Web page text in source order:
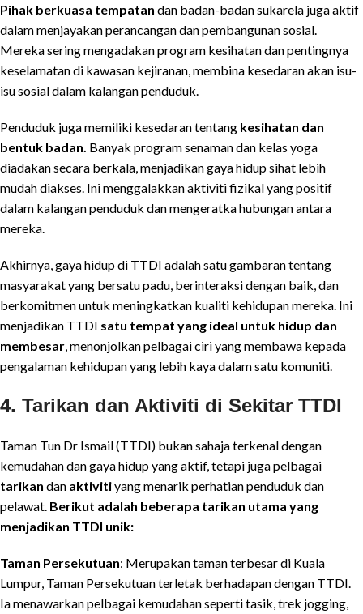
Pihak berkuasa tempatan dan badan-badan sukarela juga aktif
dalam menjayakan perancangan dan pembangunan sosial.
Mereka sering mengadakan program kesihatan dan pentingnya
keselamatan di kawasan kejiranan, membina kesedaran akan isu-
isu sosial dalam kalangan penduduk.
Penduduk juga memiliki kesedaran tentang kesihatan dan
bentuk badan. Banyak program senaman dan kelas yoga
diadakan secara berkala, menjadikan gaya hidup sihat lebih
mudah diakses. Ini menggalakkan aktiviti fizikal yang positif
dalam kalangan penduduk dan mengeratka hubungan antara
mereka.
Akhirnya, gaya hidup di TTDI adalah satu gambaran tentang
masyarakat yang bersatu padu, berinteraksi dengan baik, dan
berkomitmen untuk meningkatkan kualiti kehidupan mereka. Ini
menjadikan TTDI satu tempat yang ideal untuk hidup dan
membesar , menonjolkan pelbagai ciri yang membawa kepada
pengalaman kehidupan yang lebih kaya dalam satu komuniti.
4. Tarikan dan Aktiviti di Sekitar TTDI
Taman Tun Dr Ismail (TTDI) bukan sahaja terkenal dengan
kemudahan dan gaya hidup yang aktif, tetapi juga pelbagai
tarikan dan aktivitiyang menarik perhatian penduduk dan
pelawat. Berikut adalah beberapa tarikan utama yang
menjadikan TTDI unik:
Taman Persekutuan: Merupakan taman terbesar di Kuala
Lumpur, Taman Persekutuan terletak berhadapan dengan TTDI.
Ia menawarkan pelbagai kemudahan seperti tasik, trek jogging,